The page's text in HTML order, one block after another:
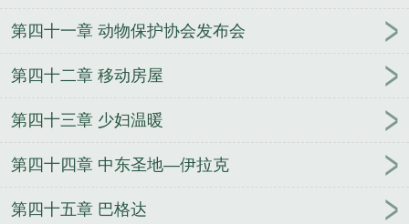
第四十一章 动物保护协会发布会
第四十二章 移动房屋
第四十三章 少妇温暖
第四十四章 中东圣地—伊拉克
第四十五章 巴格达